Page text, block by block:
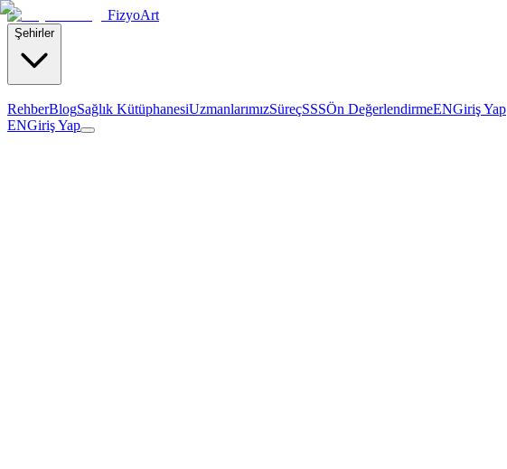
FizyoArt
Şehirler
RehberBlogSağlık KütüphanesiUzmanlarımızSüreçSSSÖn DeğerlendirmeENGiriş Yap
ENGiriş Yap